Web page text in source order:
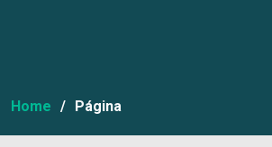
Home Página